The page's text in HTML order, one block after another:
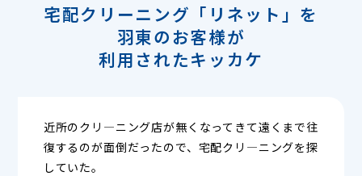
宅配クリーニング「リネット」を
羽東のお客様が
利用されたキッカケ
近所のクリ―ニング店が無くなってきて遠くまで往
復するのが面倒だったので、宅配クリ―ニングを探
していた。